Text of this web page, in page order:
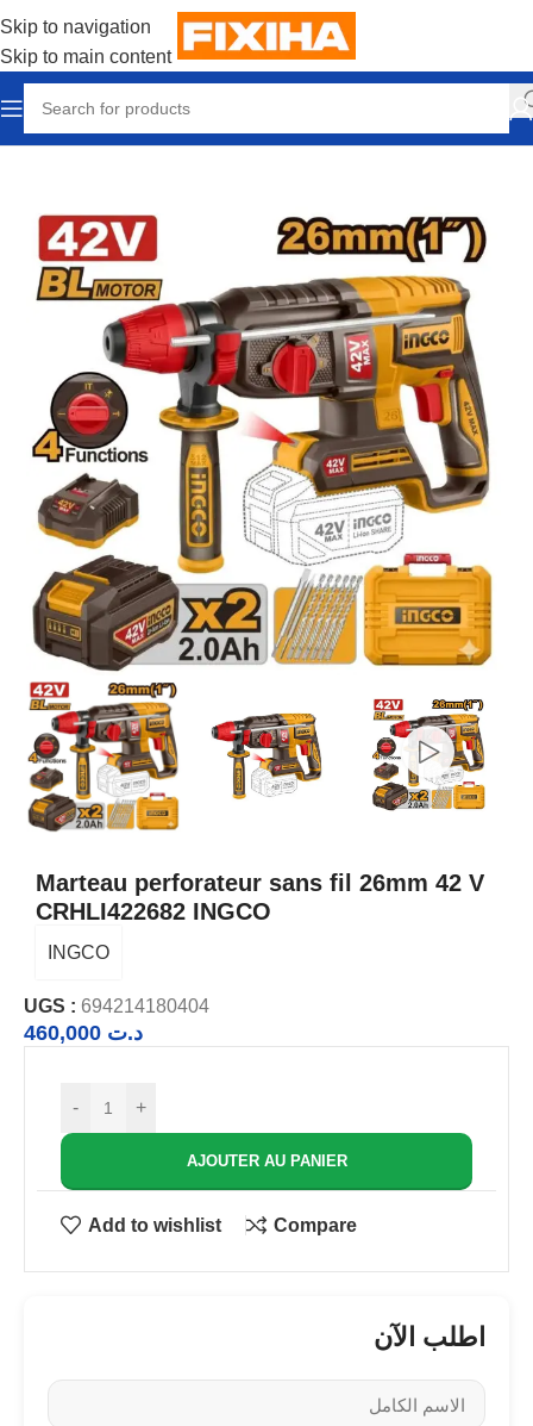
Skip to navigation
Skip to main content
Accueil/Outillages & Equipements
Marteau perforateur sans fil 26mm 42 V
CRHLI422682 INGCO
INGCO
UGS : 694214180404
د.ت
- +
AJOUTER AU PANIER
Add to wishlist Compare
اطلب الآن